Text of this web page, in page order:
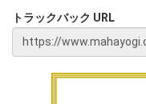
トラックバック URL